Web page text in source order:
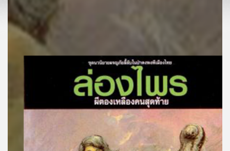
สต์
แนะนำ